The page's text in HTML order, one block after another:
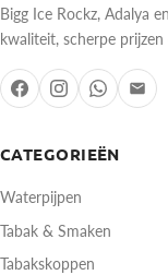
CATEGORIEËN
Waterpijpen
Tabak & Smaken
Tabakskoppen
Bigg Ice Rockz, Adalya
kwaliteit, scherpe prijzen